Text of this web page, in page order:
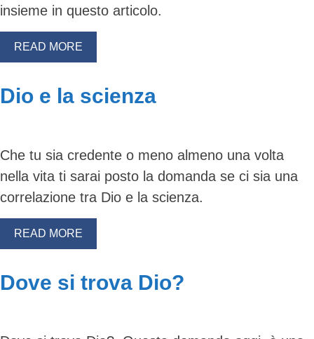
insieme in questo articolo.
READ MORE
Dio e la scienza
Che tu sia credente o meno almeno una volta
nella vita ti sarai posto la domanda se ci sia una
correlazione tra Dio e la scienza.
READ MORE
Dove si trova Dio?